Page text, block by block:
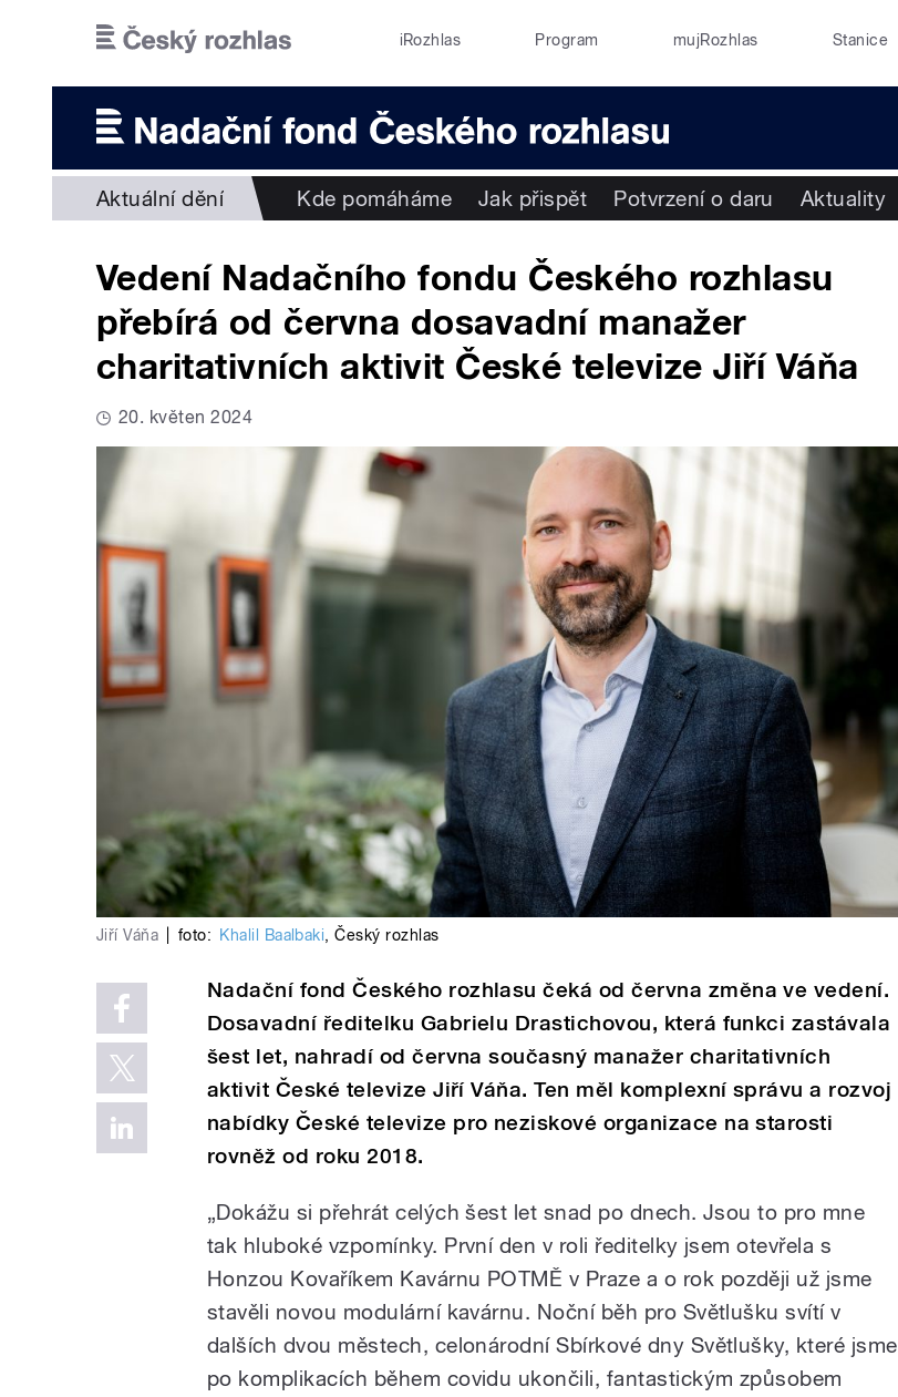
iRozhlas Program mujRozhlas Stanice
Aktuální dění Kde pomáháme Jak přispět Potvrzení o daru Aktuality
Vedení Nadačního fondu Českého rozhlasu
přebírá od června dosavadní manažer
charitativních aktivit České televize Jiří Váňa
20. květen 2024
Jiří Váňa foto: Khalil Baalbaki,Český rozhlas
Nadační fond Českého rozhlasu čeká od června změna ve vedení.
Dosavadní ředitelku Gabrielu Drastichovou, která funkci zastávala
šest let, nahradí od června současný manažer charitativních
aktivit České televize Jiří Váňa. Ten měl komplexní správu a rozvoj
nabídky České televize pro neziskové organizace na starosti
rovněž od roku 2018.
„Dokážu si přehrát celých šest let snad po dnech. Jsou to pro mne
tak hluboké vzpomínky. První den v roli ředitelky jsem otevřela s
Honzou Kovaříkem Kavárnu POTMĚ v Praze a o rok později už jsme
stavěli novou modulární kavárnu. Noční běh pro Světlušku svítí v
dalších dvou městech, celonárodní Sbírkové dny Světlušky, které jsme
po komplikacích během covidu ukončili, fantastickým způsobem